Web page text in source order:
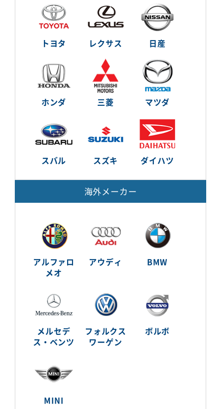
トヨタ レクサス 日産
ホンダ 三菱 マツダ
スバル スズキ ダイハツ
海外メーカー
アルファロ
メオ
アウディ BMW
メルセデ
ス・ベンツ
フォルクス
ワーゲン
ボルボ
MINI